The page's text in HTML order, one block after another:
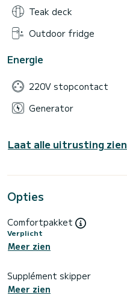
Teak deck
Outdoor fridge
Energie
220V stopcontact
Generator
Laat alle uitrusting zien
Opties
Comfortpakket
Verplicht
Meer zien
Supplément skipper
Meer zien